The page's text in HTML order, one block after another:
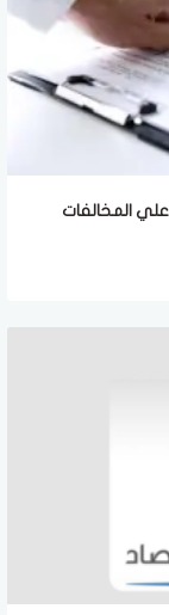
المخالفات